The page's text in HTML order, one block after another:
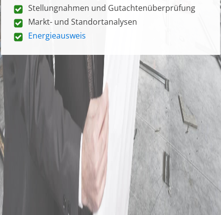
Stellungnahmen und Gutachtenüberprüfung
Markt- und Standortanalysen
Energieausweis